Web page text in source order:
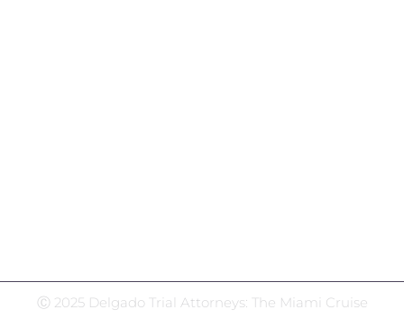
Ⓒ 2025 Delgado Trial Attorneys: The Miami Cruise